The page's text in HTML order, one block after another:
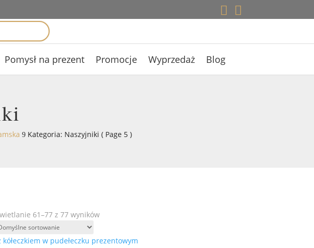


Pomysł na prezent Promocje Wyprzedaż Blog
9 Kategoria: Naszyjniki ( Page 5 )
61–77 z 77 wyników